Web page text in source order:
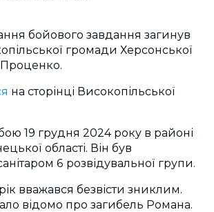
бойового завдання загинув
громади Херсонської
Проценко.
на сторінці Високопільської
19 грудня 2024 року в районі
області. Він був
6 розвідувальної групи.
вважався безвісти зниклим.
відомо про загибель Романа.